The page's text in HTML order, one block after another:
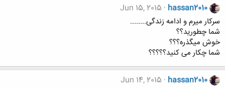
hassan2010
Jun 15, 2015
سرکار میرم و ادامه زندگی........
شما چطورید؟؟
خوش میگذره؟؟؟
شما چکار می کنید؟؟؟؟؟
hassan2010
Jun 14, 2015